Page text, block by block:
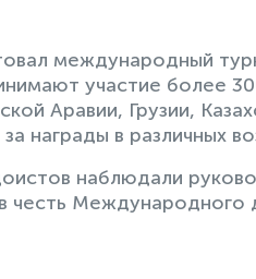
международный
участие более
Аравии, Грузии,
награды в различных
наблюдали
честь